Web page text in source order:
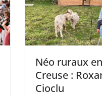
Néo ruraux en
Creuse :
Cioclu